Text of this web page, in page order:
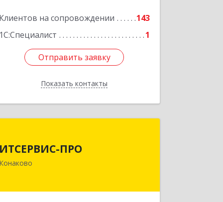
Клиентов на сопровождении
143
1С:Специалист
1
Отправить заявку
Показать контакты
Отправить заявку
Назад
ИТСЕРВИС-ПРО
Конаково
н, Конаково г, Учебная ул, дом № 17,